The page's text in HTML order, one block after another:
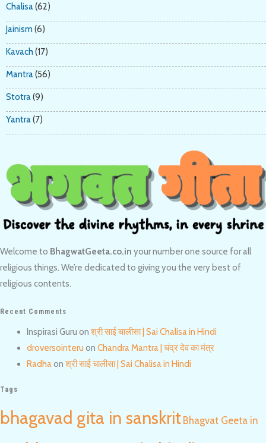
Chalisa (62)
Jainism (6)
Kavach (17)
Mantra (56)
Stotra (9)
Yantra (7)
Welcome to BhagwatGeeta.co.in your number one source for all
religious things. We’re dedicated to giving you the very best of
religious contents.
Recent Comments
Inspirasi Guru onश्री साई चालीसा | Sai Chalisa in Hindi
droversointeru on Chandra Mantra | चंद्र देव का मंत्र
Radhaonश्री साई चालीसा | Sai Chalisa in Hindi
Tags
bhagavad gita in sanskrit Bhagvat Geeta in